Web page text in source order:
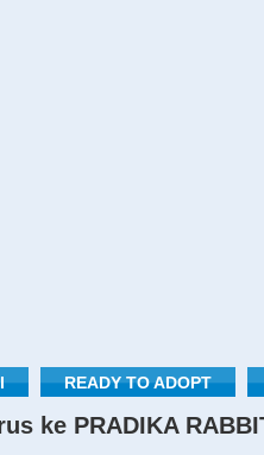
READY TO ADOPT
ke PRADIKA